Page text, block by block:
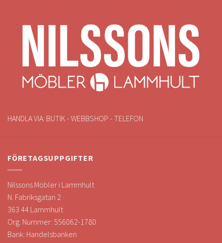
HANDLA VIA: BUTIK - WEBBSHOP - TELEFON
FÖRETAGSUPPGIFTER
Nilssons Möbler i Lammhult
N. Fabriksgatan 2
363 44 Lammhult
Org. Nummer: 556062-1780
Bank: Handelsbanken